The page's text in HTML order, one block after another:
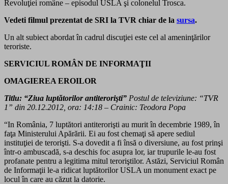
Revoluţiei române – episodul USLA şi colonelul Trosca.
Vedeti filmul prezentat de SRI la TVR chiar de la sursa.
Un alt subiect abordat în cadrul discuţiei este cel al ameninţărilor
teroriste.
SERVICIUL ROMÂN DE INFORMAŢII
OMAGIEREA EROILOR
Titlu: “Ziua luptătorilor antiterorişti” Postul de televiziune: “TVR
1” din 20.12.2012, ora: 14:18 – Crainic: Teodora Popa
“In România, 7 luptători antiterorişti au murit în decembrie 1989, în
faţa Ministerului Apărării. Ei au fost chemaţi să apere sediul
instituţiei de terorişti. S-a dovedit a fi însă o diversiune, au fost prinşi
într-o ambuscadă, s-a deschis foc asupra lor, iar trupurile le-au fost
profanate pentru a legitima mitul teroriştilor. Astăzi, Serviciul Român
de Informaţii le-a ridicat luptătorilor USLA un monument exact pe
locul în care au căzut la datorie.